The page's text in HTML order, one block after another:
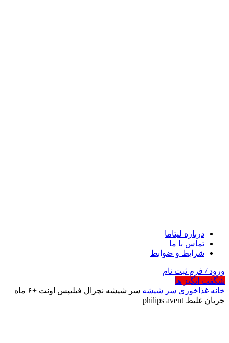
درباره لیتاما
تماس با ما
شرایط و ضوابط
ورود / فرم ثبت نام
شگفت انگیز ها
خانه غذاخوری سر شیشه
سر شیشه نچرال فیلیپس اونت +۶ ماه
جریان غلیظ philips avent